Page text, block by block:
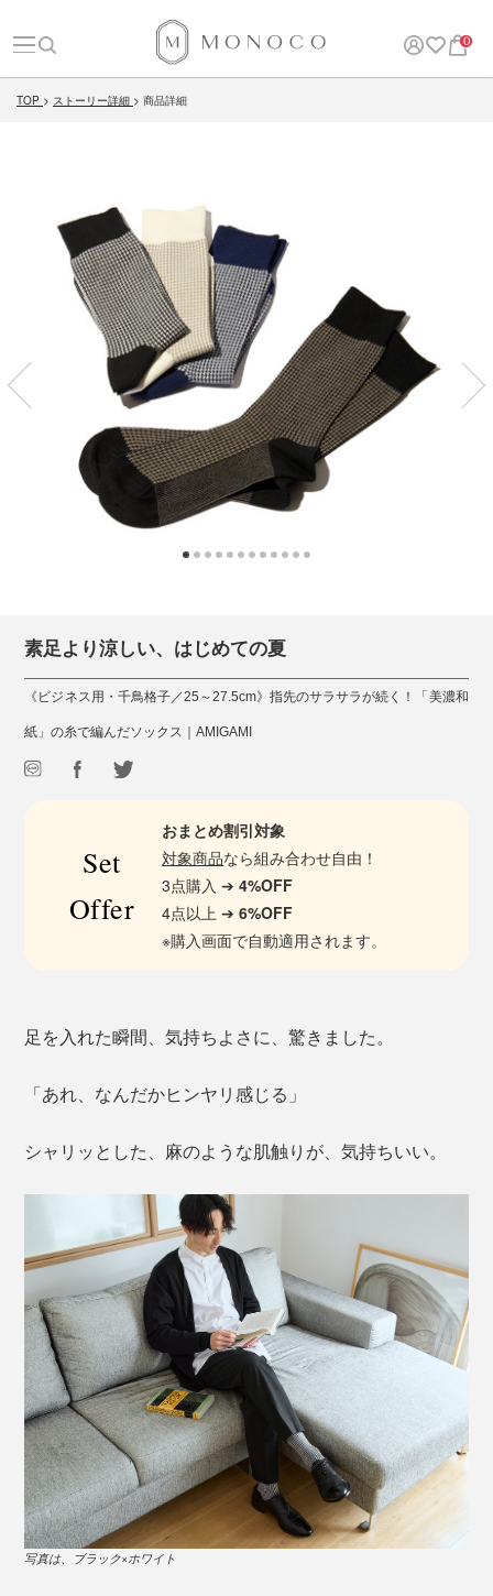
0
TOP ストーリー詳細 商品詳細
素足より涼しい、はじめての夏
《ビジネス用・千鳥格子／25～27.5cm》指先のサラサラが続く！「美濃和
紙」の糸で編んだソックス｜AMIGAMI
Set
Offer
おまとめ割引対象
対象商品なら組み合わせ自由！
3点購入 ➔4%OFF
4点以上 ➔6%OFF
※購入画面で自動適用されます。
足を入れた瞬間、気持ちよさに、驚きました。
「あれ、なんだかヒンヤリ感じる」
シャリッとした、麻のような肌触りが、気持ちいい。
写真は、ブラック×ホワイト